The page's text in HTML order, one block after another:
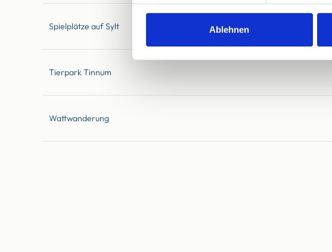
Ablehnen
Spielplätze auf Sylt
Tierpark Tinnum
Wattwanderung